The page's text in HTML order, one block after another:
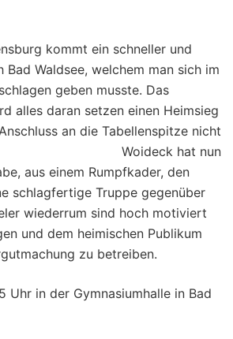
kommt ein schneller und
Bad Waldsee, welchem man sich im
geben musste. Das
alles daran setzen einen Heimsieg
an die Tabellenspitze nicht
Woideck hat nun
aus einem Rumpfkader, den
schlagfertige Truppe gegenüber
wiederrum sind hoch motiviert
und dem heimischen Publikum
zu betreiben.
Uhr in der Gymnasiumhalle in Bad